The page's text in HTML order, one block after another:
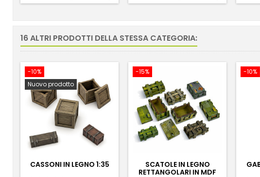
16 ALTRI PRODOTTI DELLA STESSA CATEGORIA:
-10%
Nuovo prodotto
CASSONI IN LEGNO 1:35
-15%
SCATOLE IN LEGNO
RETTANGOLARI IN MDF
-10%